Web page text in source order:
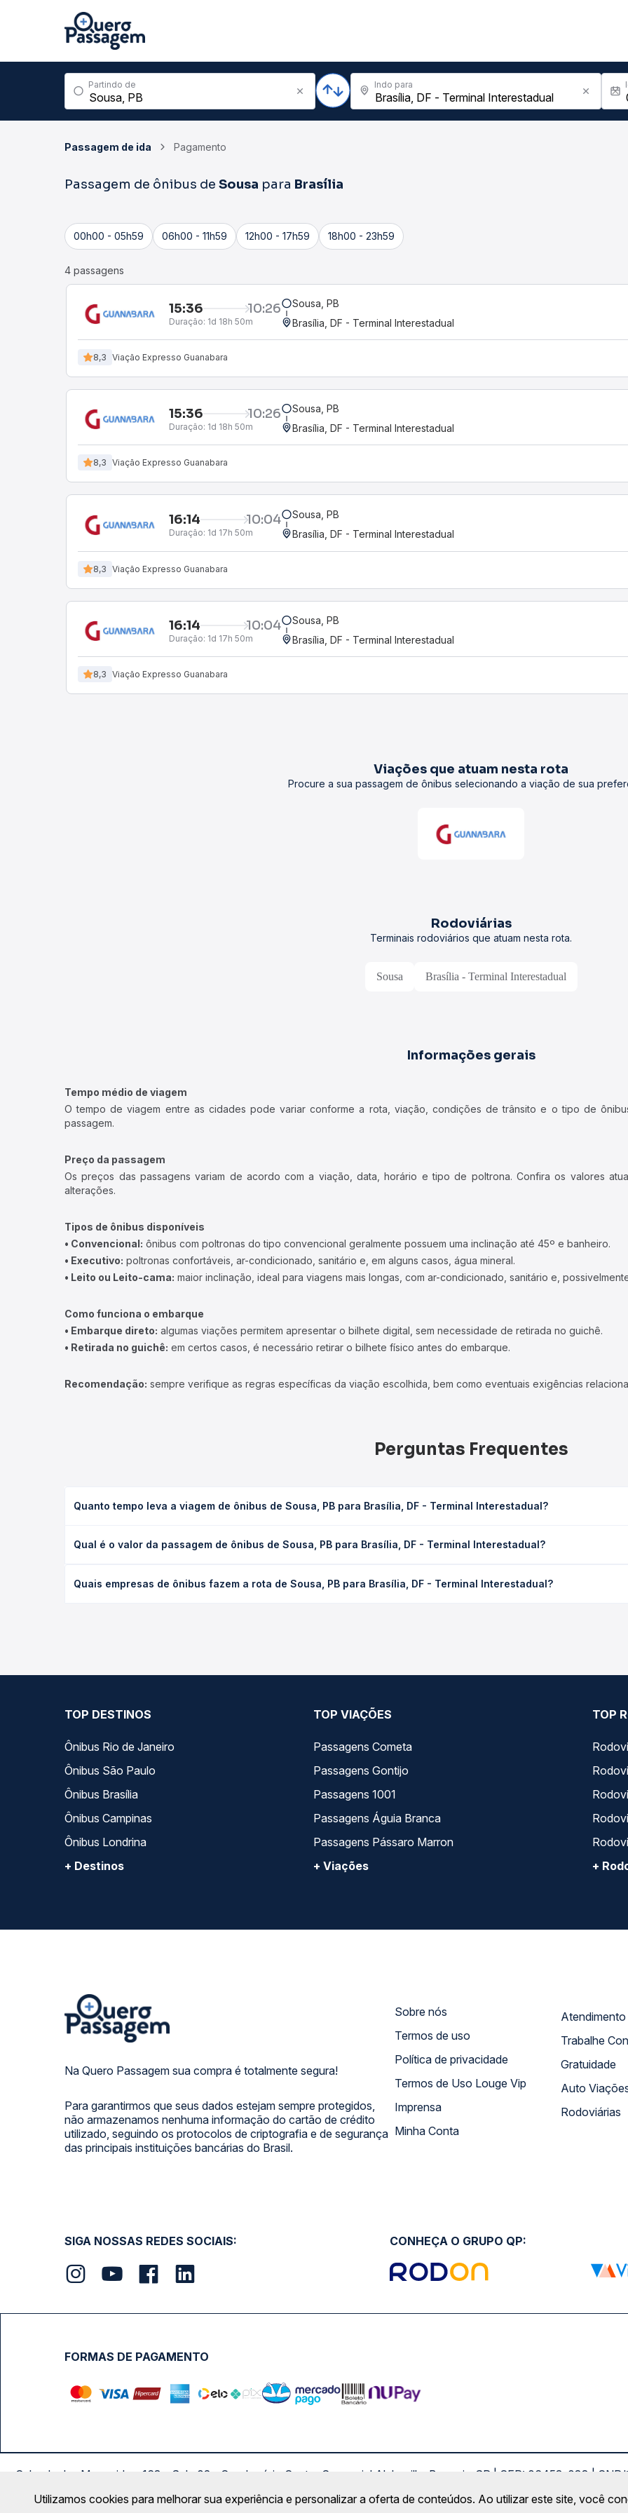
Partindo de Indo para
Passagem de ida Pagamento
Passagem de ônibus de Sousa para Brasília
00h00 - 05h59 06h00 - 11h59 12h00 - 17h59 18h00 - 23h59
4 passagens
15:36 10:26
Duração: 1d 18h 50m
Sousa, PB
Brasília, DF - Terminal Interestadual
8,3 Viação Expresso Guanabara
15:36 10:26
Duração: 1d 18h 50m
Sousa, PB
Brasília, DF - Terminal Interestadual
8,3 Viação Expresso Guanabara
16:14 10:04
Duração: 1d 17h 50m
Sousa, PB
Brasília, DF - Terminal Interestadual
8,3 Viação Expresso Guanabara
16:14 10:04
Duração: 1d 17h 50m
Sousa, PB
Brasília, DF - Terminal Interestadual
8,3 Viação Expresso Guanabara
Viações que atuam nesta rota
Procure a sua passagem de ônibus selecionando a viação de sua
Rodoviárias
Terminais rodoviários que atuam nesta rota.
Sousa Brasília - Terminal Interestadual
Informações gerais
Tempo médio de viagem
O tempo de viagem entre as cidades pode variar conforme a rota, viação, condições de trânsito e o tipo de
passagem.
Preço da passagem
Os preços das passagens variam de acordo com a viação, data, horário e tipo de poltrona. Confira os valores
alterações.
Tipos de ônibus disponíveis
• Convencional: ônibus com poltronas do tipo convencional geralmente possuem uma inclinação até 45º e banheiro.
• Executivo: poltronas confortáveis, ar-condicionado, sanitário e, em alguns casos, água mineral.
• Leito ou Leito-cama: maior inclinação, ideal para viagens mais longas, com ar-condicionado, sanitário e,
Como funciona o embarque
• Embarque direto: algumas viações permitem apresentar o bilhete digital, sem necessidade de retirada no guichê.
• Retirada no guichê: em certos casos, é necessário retirar o bilhete físico antes do embarque.
Recomendação: sempre verifique as regras específicas da viação escolhida, bem como eventuais exigências
Perguntas Frequentes
Quanto tempo leva a viagem de ônibus de Sousa, PB para Brasília, DF - Terminal Interestadual?
executivo ou leito) e as condições de tráfego. Na Quero Passagem você consulta os horários disponíveis e vê a
Qual é o valor da passagem de ônibus de Sousa, PB para Brasília, DF - Terminal Interestadual?
de poltrona e a antecedência da compra. Na Quero Passagem você compara os preços de todas as viações em
Quais empresas de ônibus fazem a rota de Sousa, PB para Brasília, DF - Terminal Interestadual?
TOP DESTINOS
Ônibus Rio de Janeiro
Ônibus São Paulo
Ônibus Brasília
Ônibus Campinas
Ônibus Londrina
+ Destinos
TOP VIAÇÕES
Passagens Cometa
Passagens Gontijo
Passagens 1001
Passagens Águia Branca
Passagens Pássaro Marron
+ Viações
TOP
+
Na Quero Passagem sua compra é totalmente segura!
Para garantirmos que seus dados estejam sempre protegidos,
não armazenamos nenhuma informação do cartão de crédito
utilizado, seguindo os protocolos de criptografia e de segurança
das principais instituições bancárias do Brasil.
Sobre nós
Termos de uso
Política de privacidade
Termos de Uso Louge Vip
Imprensa
Minha Conta
Trabalhe
Gratuidade
Auto
Rodoviárias
SIGA NOSSAS REDES SOCIAIS: CONHEÇA O GRUPO QP:
FORMAS DE PAGAMENTO
Calçada das Margaridas, 163 - Sala 02 - Condomínio Centro Comercial Alphaville, Barueri - SP | CEP: 06453-038 |
Copyright 2026 © QueroPassagem.com.br
Utilizamos cookies para melhorar sua experiência e personalizar a oferta de conteúdos. Ao utilizar este site, você